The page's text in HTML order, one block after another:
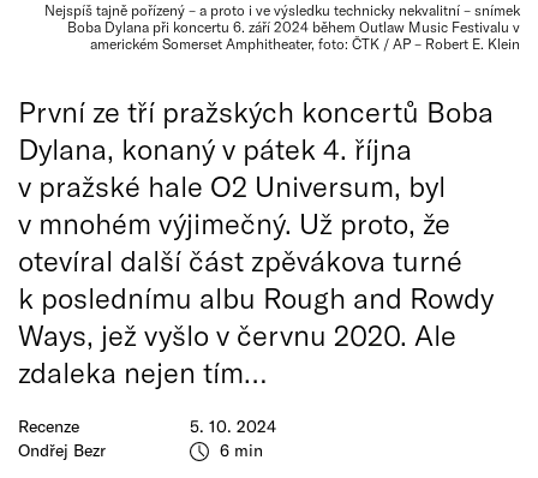
Nejspíš tajně pořízený – a proto i ve výsledku technicky nekvalitní – snímek
Boba Dylana při koncertu 6. září 2024 během Outlaw Music Festivalu v
americkém Somerset Amphitheater, foto: ČTK / AP – Robert E. Klein
Recenze
Ondřej Bezr
5. 10. 2024
6 min
První ze tří pražských koncertů Boba
Dylana, konaný v pátek 4. října
v pražské hale O2 Universum, byl
v mnohém výjimečný. Už proto, že
otevíral další část zpěvákova turné
k poslednímu albu Rough and Rowdy
Ways, jež vyšlo v červnu 2020. Ale
zdaleka nejen tím…